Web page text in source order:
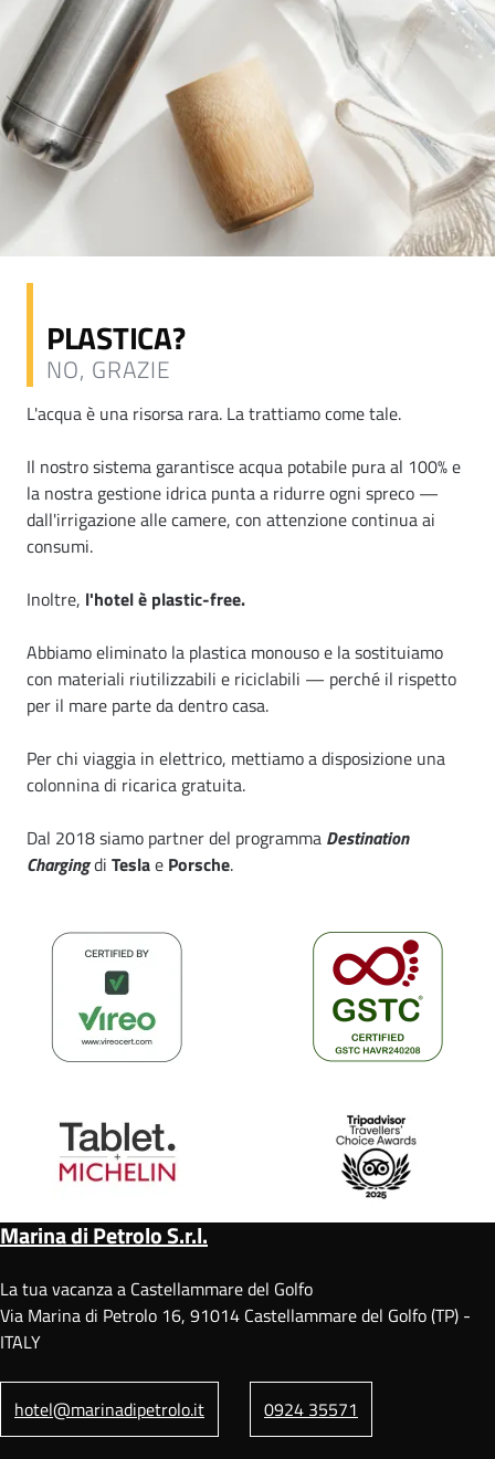
PLASTICA?
NO, GRAZIE
L'acqua è una risorsa rara. La trattiamo come tale.
Il nostro sistema garantisce acqua potabile pura al 100% e
la nostra gestione idrica punta a ridurre ogni spreco —
dall'irrigazione alle camere, con attenzione continua ai
consumi.
Inoltre, l'hotel è plastic-free.
Abbiamo eliminato la plastica monouso e la sostituiamo
con materiali riutilizzabili e riciclabili — perché il rispetto
per il mare parte da dentro casa.
Per chi viaggia in elettrico, mettiamo a disposizione una
colonnina di ricarica gratuita.
Dal 2018 siamo partner del programma Destination
Chargingdi Teslae Porsche.
Marina di Petrolo S.r.l.
La tua vacanza a Castellammare del Golfo
Via Marina di Petrolo 16, 91014 Castellammare del Golfo (TP) -
ITALY
hotel@marinadipetrolo.it 0924 35571